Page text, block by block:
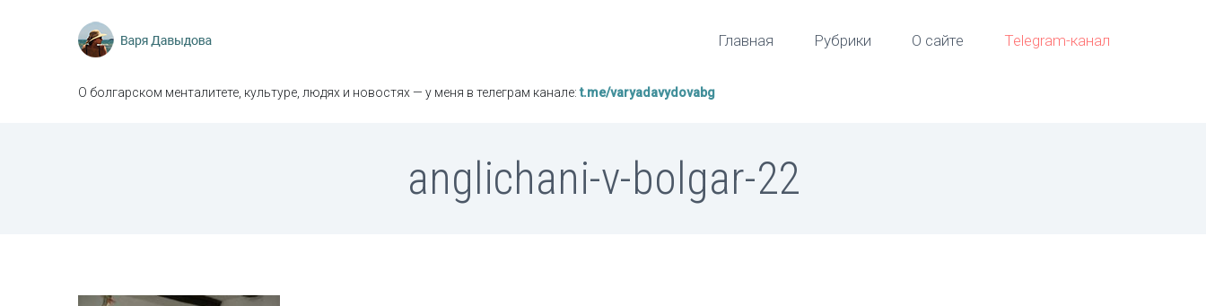
Главная Рубрики О сайте Telegram-канал
О болгарском менталитете, культуре, людях и новостях — у меня в телеграм канале:t.me/varyadavydovabg
anglichani-v-bolgar-22